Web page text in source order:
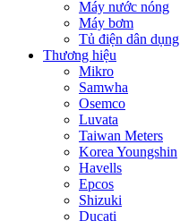
Máy nước nóng
Máy bơm
Tủ điện dân dụng
Thương hiệu
Mikro
Samwha
Osemco
Luvata
Taiwan Meters
Korea Youngshin
Havells
Epcos
Shizuki
Ducati